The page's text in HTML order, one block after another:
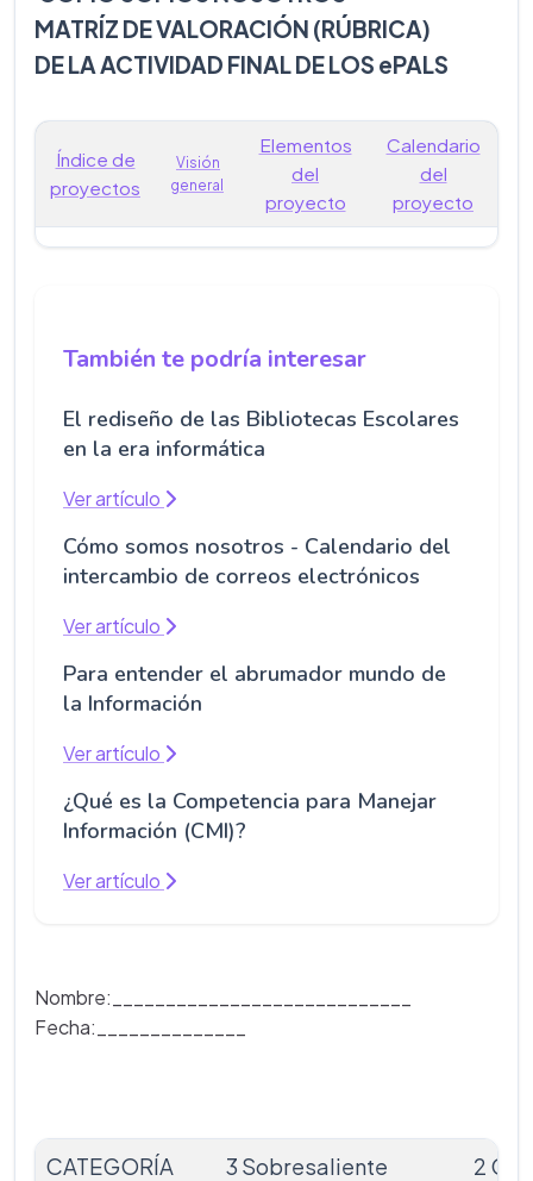
MATRÍZ DE VALORACIÓN (RÚBRICA)
DE LA ACTIVIDAD FINAL DE LOS ePALS
Índice de
proyectos
Visión
general
Elementos
del
proyecto
Calendario
del
proyecto
También te podría interesar
El rediseño de las Bibliotecas Escolares
en la era informática
Ver artículo
Cómo somos nosotros - Calendario del
intercambio de correos electrónicos
Ver artículo
Para entender el abrumador mundo de
la Información
Ver artículo
¿Qué es la Competencia para Manejar
Información (CMI)?
Ver artículo
Nombre:____________________________
Fecha:______________
CATEGORÍA 3 Sobresaliente 2